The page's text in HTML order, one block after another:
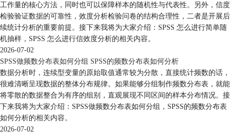
工作量的核心方法，同时也可以保障样本的随机性与代表性。另外，信度
检验验证数据的可靠性，效度分析检验问卷的结构合理性，二者是开展后
续统计分析的重要前提。接下来我将为大家介绍：SPSS 怎么进行简单随
机抽样，SPSS 怎么进行信效度分析的相关内容。
2026-07-02
SPSS做频数分布表如何分组 SPSS的频数分布表如何分析
数据分析时，连续型变量的原始取值通常较为分散，直接统计频数的话，
很难清晰呈现数据的整体分布规律。如果能够分组制作频数分布表，就能
将零散的数据整合为有序的组别，直观展现不同区间的样本分布情况。接
下来我将为大家介绍：SPSS做频数分布表如何分组，SPSS的频数分布表
如何分析的相关内容。
2026-07-02